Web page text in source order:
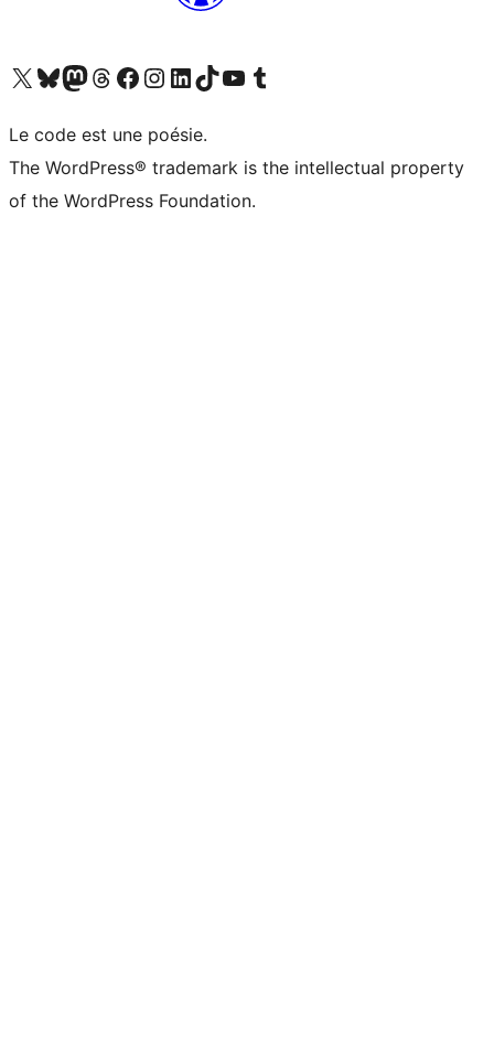
Visitez notre compte X (précédemment Twitter)
Visiter notre compte Bluesky
Visiter notre compte Mastodon
Visiter notre compte Threads
Consulter notre compte Facebook
Consulter notre compte Instagram
Consulter notre compte LinkedIn
Visiter notre compte TokTok
Visiter notre chaîne YouTube
Visiter notre compte Tumblr
Le code est une poésie.
The WordPress® trademark is the intellectual property
of the WordPress Foundation.